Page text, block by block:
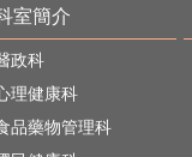
室簡介
政科
理健康科
品藥物管理科